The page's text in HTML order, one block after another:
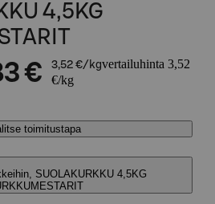
4,5KG
€ 3,52 €/kgvertailuhinta 3,52
€/kg
toimitustapa
SUOLAKURKKU 4,5KG